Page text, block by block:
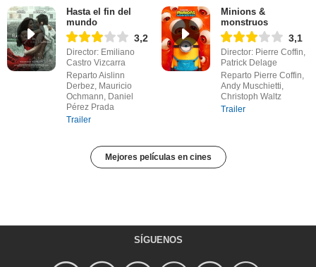
Hasta el fin del
mundo
3,2
Director: Emiliano
Castro Vizcarra
Reparto Aislinn
Derbez, Mauricio
Ochmann, Daniel
Pérez Prada
Trailer
Minions &
monstruos
3,1
Director: Pierre Coffin,
Patrick Delage
Reparto Pierre Coffin,
Andy Muschietti,
Christoph Waltz
Trailer
Mejores películas en cines
SÍGUENOS